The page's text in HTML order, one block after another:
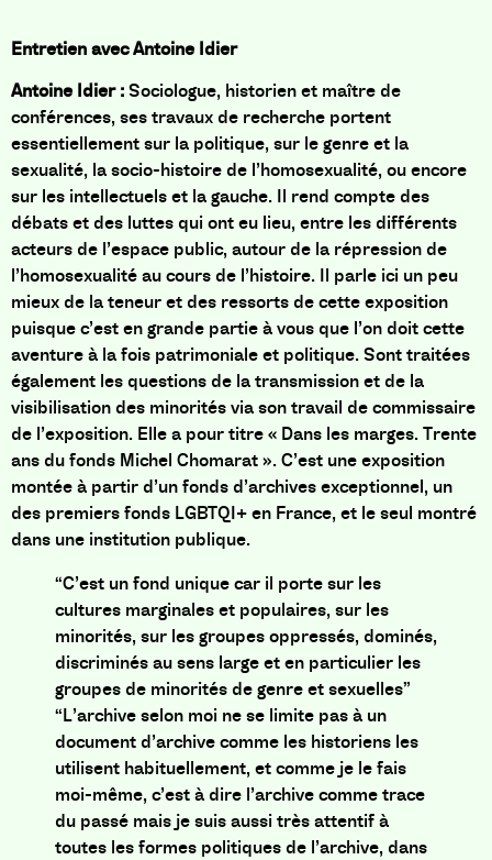
Entretien avec Antoine Idier
Antoine Idier:Sociologue, historien et maître de
conférences, sestravaux de recherche portent
essentiellement sur la politique, sur le genre et la
sexualité, la socio-histoire de l’homosexualité, ou encore
sur les intellectuels et la gauche. Il rend compte des
débats et des luttes qui ont eu lieu, entre les différents
acteurs de l’espace public, autour de la répression de
l’homosexualité au cours de l’histoire. Il parle ici un peu
mieux de la teneur et des ressorts de cette exposition
puisque c’est en grande partie à vous que l’on doit cette
aventure à la fois patrimoniale et politique. Sont traitées
également les questions de la transmission et de la
visibilisation des minorités via son travail de commissaire
de l’exposition. Elle a pour titre « Dans les marges. Trente
ans du fonds Michel Chomarat ». C’est une exposition
montée à partir d’un fonds d’archives exceptionnel, un
des premiers fonds LGBTQI+ en France, et le seul montré
dans une institution publique.
“C’est un fond unique car il porte sur les
cultures marginales et populaires, sur les
minorités, sur les groupes oppressés, dominés,
discriminés au sens large et en particulier les
groupes de minorités de genre et sexuelles”
“L’archive selon moi ne se limite pas à un
document d’archive comme les historiens les
utilisent habituellement, et comme je le fais
moi-même, c’est à dire l’archive comme trace
du passé mais je suis aussi très attentif à
toutes les formes politiques de l’archive, dans